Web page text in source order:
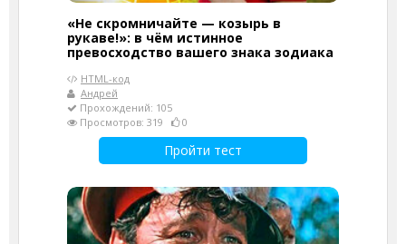
«Не скромничайте — козырь в
рукаве!»: в чём истинное
превосходство вашего знака зодиака
HTML-код
Андрей
Прохождений: 105
Просмотров: 319
0
Пройти тест